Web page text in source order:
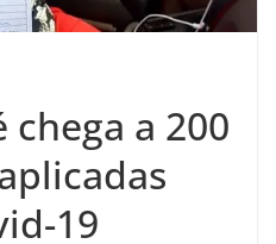
a 200
19